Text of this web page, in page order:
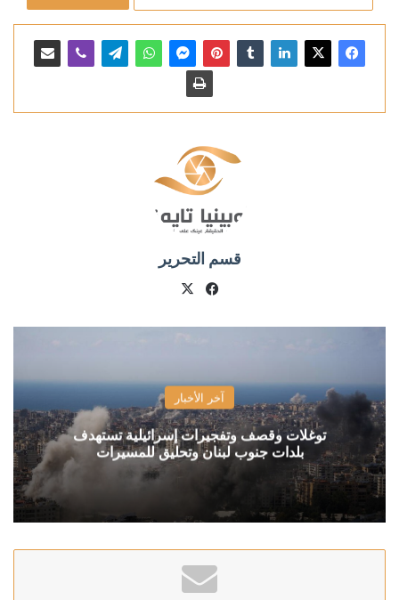
قسم التحرير
فيسبوك
آخر الأخبار
توغلات وقصف وتفجيرات إسرائيلية تستهدف
بلدات جنوب لبنان وتحليق للمسيرات